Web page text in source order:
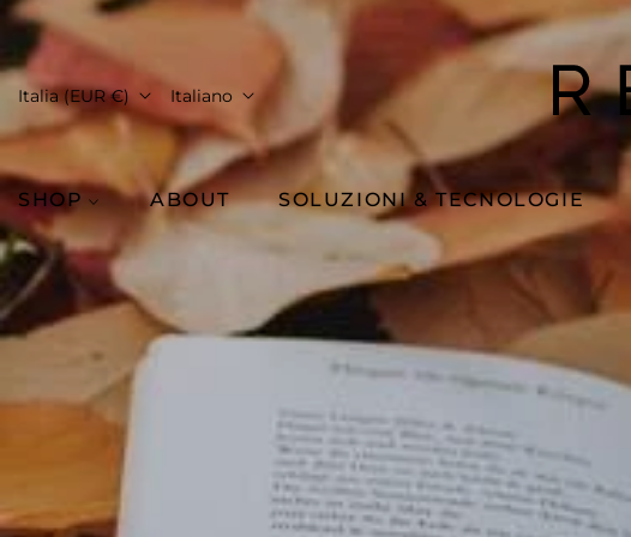
Italia (EUR €) Italiano
SHOP ABOUT SOLUZIONI & TECNOLOGIE